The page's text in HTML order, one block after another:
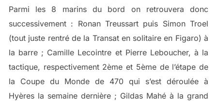
Parmi les 8 marins du bord on retrouvera donc
successivement : Ronan Treussart puis Simon Troel
(tout juste rentré de la Transat en solitaire en Figaro) à
la barre ; Camille Lecointre et Pierre Leboucher, à la
tactique, respectivement 2ème et 5ème de l’étape de
la Coupe du Monde de 470 qui s’est déroulée à
Hyères la semaine dernière ; Gildas Mahé à la grand